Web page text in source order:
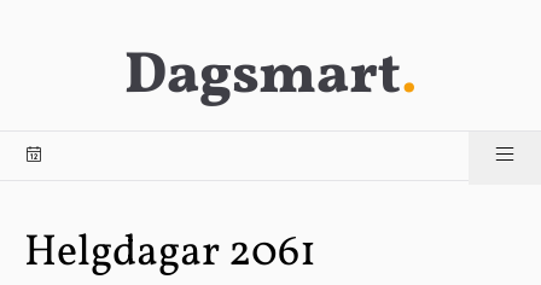
Dagsmart.
Helgdagar 2061